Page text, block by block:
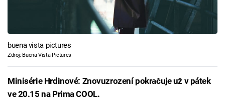
buena vista pictures
Zdroj: Buena Vista Pictures
Minisérie Hrdinové: Znovuzrození pokračuje už v pátek
ve 20.15 na Prima COOL.